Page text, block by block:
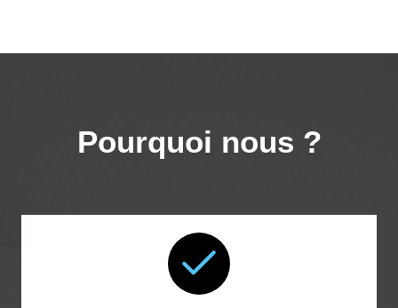
Pourquoi nous ?